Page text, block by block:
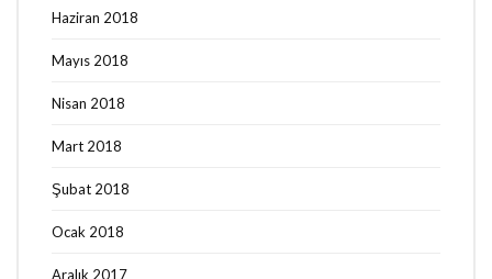
Haziran 2018
Mayıs 2018
Nisan 2018
Mart 2018
Şubat 2018
Ocak 2018
Aralık 2017